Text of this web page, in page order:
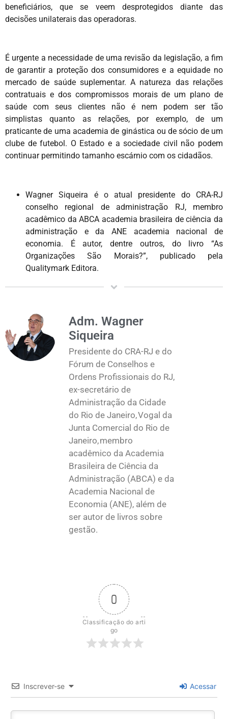
beneficiários, que se veem desprotegidos diante das
decisões unilaterais das operadoras.
É urgente a necessidade de uma revisão da legislação, a fim
de garantir a proteção dos consumidores e a equidade no
mercado de saúde suplementar. A natureza das relações
contratuais e dos compromissos morais de um plano de
saúde com seus clientes não é nem podem ser tão
simplistas quanto as relações, por exemplo, de um
praticante de uma academia de ginástica ou de sócio de um
clube de futebol. O Estado e a sociedade civil não podem
continuar permitindo tamanho escárnio com os cidadãos.
Wagner Siqueira é o atual presidente do CRA-RJ
conselho regional de administração RJ, membro
acadêmico da ABCA academia brasileira de ciência da
administração e da ANE academia nacional de
economia. É autor, dentre outros, do livro “As
Organizações São Morais?”, publicado pela
Qualitymark Editora.
Adm. Wagner
Siqueira
Presidente do CRA-RJ e do
Fórum de Conselhos e
Ordens Profissionais do RJ,
ex-secretário de
Administração da Cidade
do Rio de Janeiro, Vogal da
Junta Comercial do Rio de
Janeiro, membro
acadêmico da Academia
Brasileira de Ciência da
Administração (ABCA) e da
Academia Nacional de
Economia (ANE), além de
ser autor de livros sobre
gestão.
0
Classificação do arti
go
Inscrever-se Acessar